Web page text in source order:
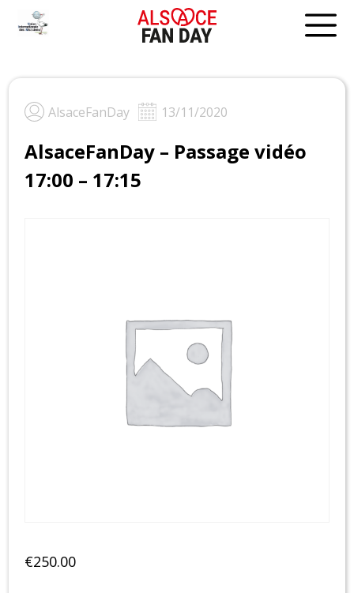
AlsaceFanDay 13/11/2020
AlsaceFanDay – Passage vidéo
17:00 – 17:15
€250.00